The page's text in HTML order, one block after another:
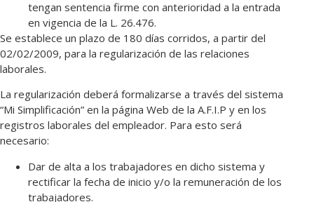
tengan sentencia firme con anterioridad a la entrada
en vigencia de la L. 26.476.
Se establece un plazo de 180 días corridos, a partir del
02/02/2009, para la regularización de las relaciones
laborales.
La regularización deberá formalizarse a través del sistema
“Mi Simplificación” en la página Web de la A.F.I.P y en los
registros laborales del empleador. Para esto será
necesario:
Dar de alta a los trabajadores en dicho sistema y
rectificar la fecha de inicio y/o la remuneración de los
trabajadores.